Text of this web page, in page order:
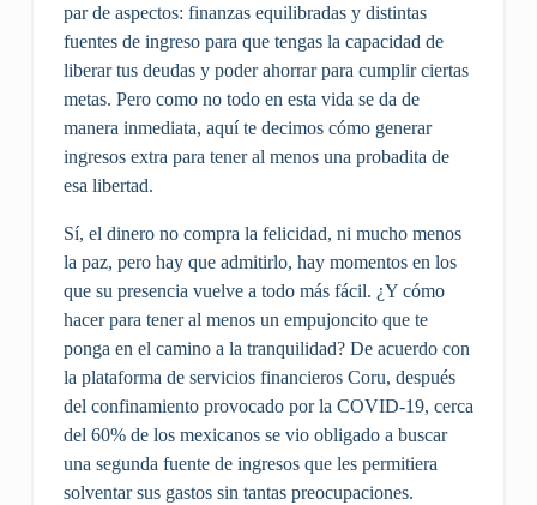
par de aspectos: finanzas equilibradas y distintas
fuentes de ingreso para que tengas la capacidad de
liberar tus deudas y poder ahorrar para cumplir ciertas
metas. Pero como no todo en esta vida se da de
manera inmediata, aquí te decimos cómo generar
ingresos extra para tener al menos una probadita de
esa libertad.
Sí, el dinero no compra la felicidad, ni mucho menos
la paz, pero hay que admitirlo, hay momentos en los
que su presencia vuelve a todo más fácil. ¿Y cómo
hacer para tener al menos un empujoncito que te
ponga en el camino a la tranquilidad? De acuerdo con
la plataforma de servicios financieros Coru, después
del confinamiento provocado por la COVID-19, cerca
del 60% de los mexicanos se vio obligado a buscar
una segunda fuente de ingresos que les permitiera
solventar sus gastos sin tantas preocupaciones.